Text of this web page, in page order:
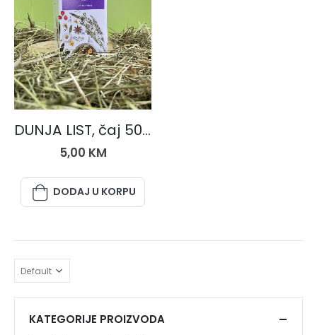
ČAJEVI
DUNJA LIST, čaj 50 gr.
5,00 KM
DODAJ U KORPU
KATEGORIJE PROIZVODA